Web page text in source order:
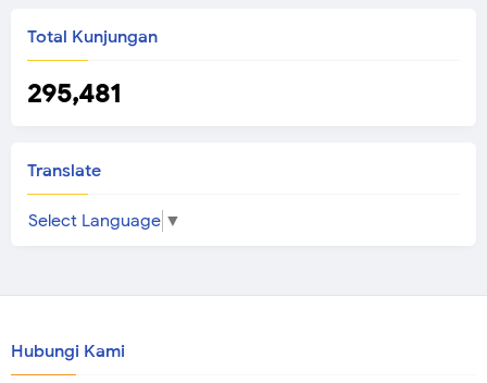
Total Kunjungan
295,481
Translate
Select Language ▼
Hubungi Kami